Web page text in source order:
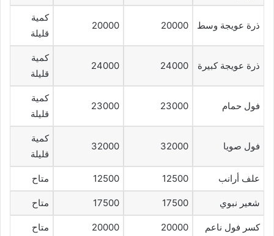
ذرة عويجة وسط 20000
20000
كمية
قليلة
ذرة عويجة كبيرة 24000
24000
كمية
قليلة
فول حمام 23000
23000
كمية
قليلة
فول صويا 32000
32000
كمية
قليلة
علف أرانب 12500
12500 متاح
شعير نبوي 17500
17500 متاح
كسر فول ناعم 20000
20000 متاح